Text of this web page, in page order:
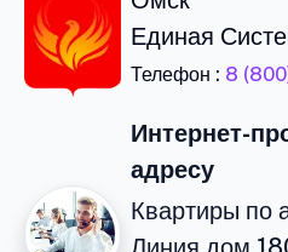
Единая
Телефон : 8
Интернет-
адресу
Квартиры по